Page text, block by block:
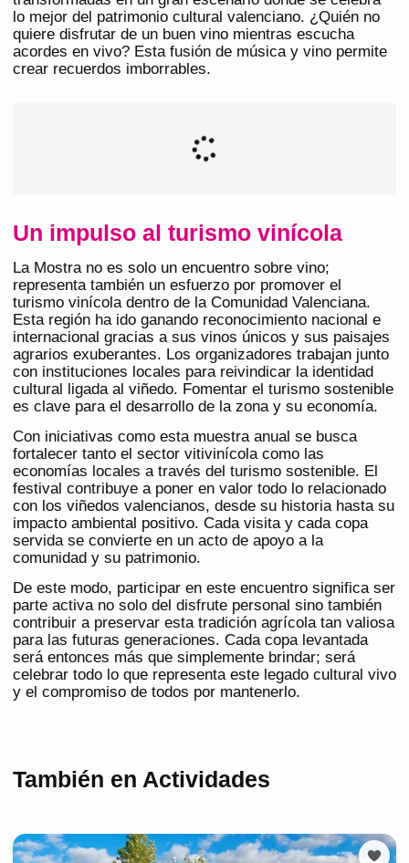
lo mejor del patrimonio cultural valenciano. ¿Quién no
quiere disfrutar de un buen vino mientras escucha
acordes en vivo? Esta fusión de música y vino permite
crear recuerdos imborrables.
Un impulso al turismo vinícola
La Mostra no es solo un encuentro sobre vino;
representa también un esfuerzo por promover el
turismo vinícola dentro de la Comunidad Valenciana.
Esta región ha ido ganando reconocimiento nacional e
internacional gracias a sus vinos únicos y sus paisajes
agrarios exuberantes. Los organizadores trabajan junto
con instituciones locales para reivindicar la identidad
cultural ligada al viñedo. Fomentar el turismo sostenible
es clave para el desarrollo de la zona y su economía.
Con iniciativas como esta muestra anual se busca
fortalecer tanto el sector vitivinícola como las
economías locales a través del turismo sostenible. El
festival contribuye a poner en valor todo lo relacionado
con los viñedos valencianos, desde su historia hasta su
impacto ambiental positivo. Cada visita y cada copa
servida se convierte en un acto de apoyo a la
comunidad y su patrimonio.
De este modo, participar en este encuentro significa ser
parte activa no solo del disfrute personal sino también
contribuir a preservar esta tradición agrícola tan valiosa
para las futuras generaciones. Cada copa levantada
será entonces más que simplemente brindar; será
celebrar todo lo que representa este legado cultural vivo
y el compromiso de todos por mantenerlo.
También en Actividades